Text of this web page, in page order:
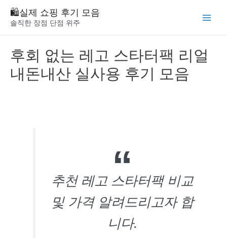
🛍️실제 쇼핑 후기 모음
솔직한 장점 단점 위주
후회 없는 레고 스타터팩 리얼
내돈내산 실사용 후기 모음
추천 레고 스타터팩 비교
및 가격 알려드리고자 합
니다.